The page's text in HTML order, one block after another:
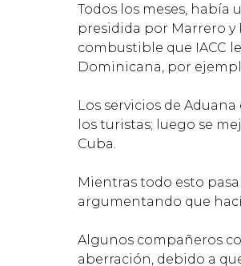
Todos los meses, había
presidida por Marrero y
combustible que IACC
Dominicana, por
Los servicios de
los turistas; luego se
Cuba.
Mientras todo esto
argumentando que
Algunos compañeros
aberración, debido a